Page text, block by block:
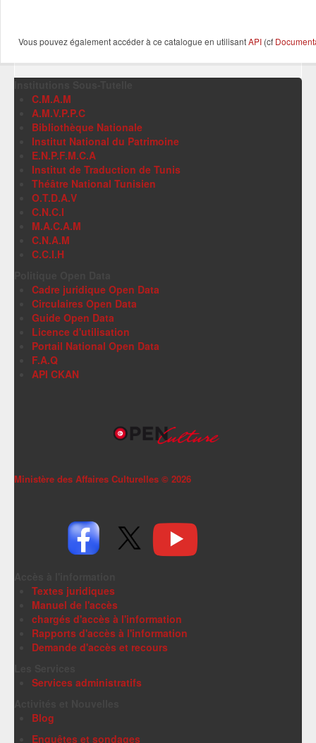
Vous pouvez également accéder à ce catalogue en utilisantAPI (cf
C.M.A.M
A.M.V.P.P.C
Bibliothèque Nationale
Institut National du Patrimoine
E.N.P.F.M.C.A
Institut de Traduction de Tunis
Théâtre National Tunisien
O.T.D.A.V
C.N.C.I
M.A.C.A.M
C.N.A.M
C.C.I.H
Cadre juridique Open Data
Circulaires Open Data
Guide Open Data
Licence d'utilisation
Portail National Open Data
F.A.Q
API CKAN
Ministère des Affaires Culturelles © 2026
Textes juridiques
Manuel de l'accès
chargés d'accès à l'information
Rapports d'accès à l'information
Demande d'accès et recours
Services administratifs
Blog
Enquêtes et sondages